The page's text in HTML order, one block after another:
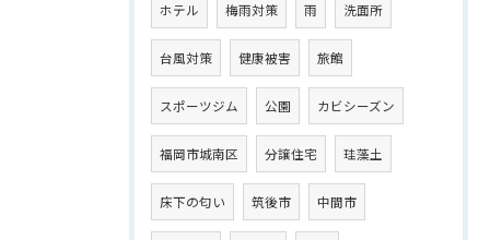
ホテル 梅雨対策 雨 洗面所
台風対策 健康被害 旅館
スポーツジム 公園 カビシーズン
福岡市城南区 分譲住宅 珪藻土
床下の匂い 筑後市 中間市